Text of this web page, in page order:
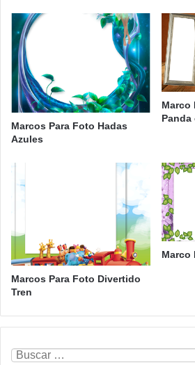
Marcos Para Foto Hadas
Azules
Marco
Marcos Para Foto Divertido
Tren
Marco